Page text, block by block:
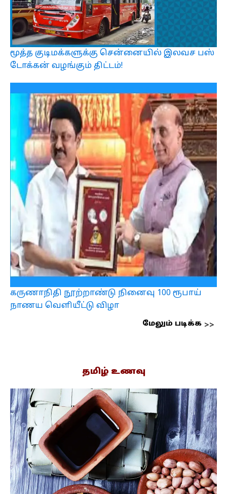
மூத்த குடிமக்களுக்கு சென்னையில் இலவச பஸ்
டோக்கன் வழங்கும் திட்டம்!
கருணாநிதி நூற்றாண்டு நினைவு 100 ரூபாய்
நாணய வெளியீட்டு விழா
மேலும் படிக்க
தமிழ் உணவு